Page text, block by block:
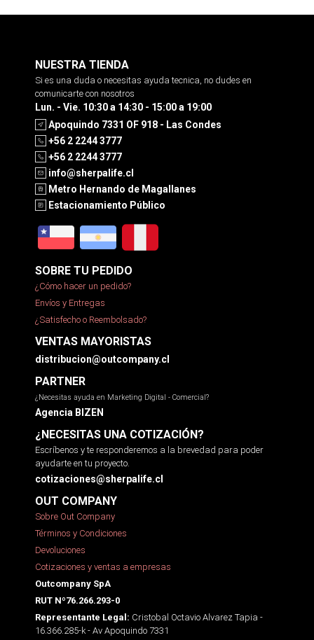
NUESTRA TIENDA
Si es una duda o necesitas ayuda tecnica, no dudes en
comunicarte con nosotros
Lun. - Vie. 10:30 a 14:30 - 15:00 a 19:00
Apoquindo 7331 OF 918 - Las Condes
+56 2 2244 3777
+56 2 2244 3777
info@sherpalife.cl
Metro Hernando de Magallanes
Estacionamiento Público
SOBRE TU PEDIDO
¿Cómo hacer un pedido?
Envíos y Entregas
¿Satisfecho o Reembolsado?
VENTAS MAYORISTAS
distribucion@outcompany.cl
PARTNER
¿Necesitas ayuda en Marketing Digital - Comercial?
Agencia BIZEN
¿NECESITAS UNA COTIZACIÓN?
Escríbenos y te responderemos a la brevedad para poder
ayudarte en tu proyecto.
cotizaciones@sherpalife.cl
OUT COMPANY
Sobre Out Company
Términos y Condiciones
Devoluciones
Cotizaciones y ventas a empresas
Outcompany SpA
RUT Nº76.266.293-0
Representante Legal: Cristobal Octavio Alvarez Tapia -
16.366.285-k - Av Apoquindo 7331